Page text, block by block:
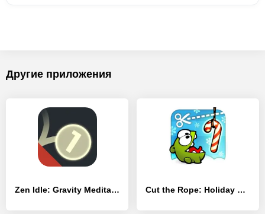
Другие приложения
Zen Idle: Gravity Meditation Cut the Rope: Holiday Gift